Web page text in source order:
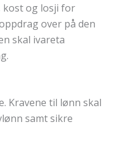
kost og losji for
over på den
skal ivareta
Kravene til lønn skal
samt sikre